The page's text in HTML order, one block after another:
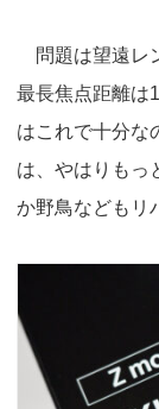
問題は望遠レ
最長焦点距離は
はこれで十分な
は、やはりもっ
か野鳥などもリ